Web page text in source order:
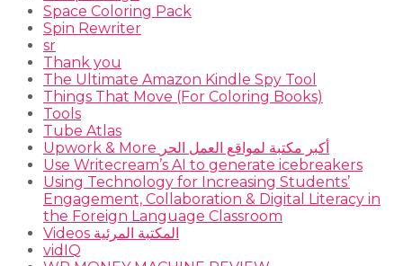
Space Coloring Pack
Spin Rewriter
sr
Thank you
The Ultimate Amazon Kindle Spy Tool
Things That Move (For Coloring Books)
Tools
Tube Atlas
Upwork & More أكبر مكتبة لمواقع العمل الحر
Use Writecream’s AI to generate icebreakers
Using Technology for Increasing Students’
Engagement, Collaboration & Digital Literacy in
the Foreign Language Classroom
Videos المكتبة المرئية
vidIQ